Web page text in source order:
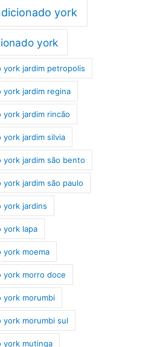
york
york
york jardim petropolis
york jardim regina
york jardim rincão
york jardim silvia
york jardim são bento
york jardim são paulo
york jardins
york lapa
york moema
york morro doce
york morumbi
york morumbi sul
york mutinga